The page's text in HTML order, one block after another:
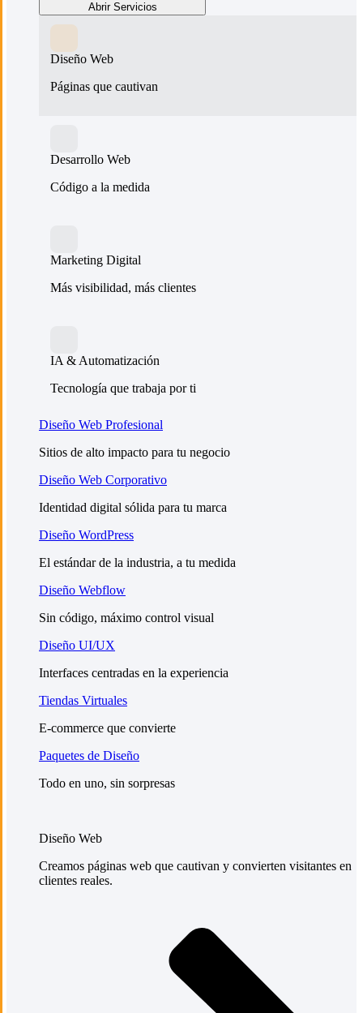
Abrir Servicios
Diseño Web
Páginas que cautivan
Desarrollo Web
Código a la medida
Marketing Digital
Más visibilidad, más clientes
IA & Automatización
Tecnología que trabaja por ti
Diseño Web Profesional
Sitios de alto impacto para tu negocio
Diseño Web Corporativo
Identidad digital sólida para tu marca
Diseño WordPress
El estándar de la industria, a tu medida
Diseño Webflow
Sin código, máximo control visual
Diseño UI/UX
Interfaces centradas en la experiencia
Tiendas Virtuales
E-commerce que convierte
Paquetes de Diseño
Todo en uno, sin sorpresas
Diseño Web
Creamos páginas web que cautivan y convierten visitantes en
clientes reales.